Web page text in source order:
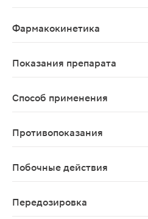
Фармакокинетика
Показания препарата
Способ применения
Противопоказания
Побочные действия
Передозировка